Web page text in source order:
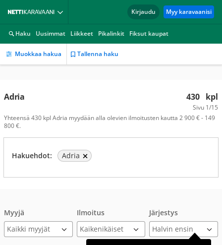
Kirjaudu Myy karavaanisi
Haku Uusimmat Liikkeet Pikalinkit Fiksut kaupat
Muokkaa hakua Tallenna haku
430 kpl
Sivu 1/15
Adria
Yhteensä 430 kpl Adria myydään alla olevien ilmoitusten kautta 2 900 € - 149
800 €.
Hakuehdot: Adria
Myyjä
Kaikki myyjät
Ilmoitus Järjestys